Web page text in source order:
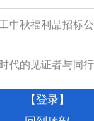
中秋福利品招标
代的见证者与同
【登录】